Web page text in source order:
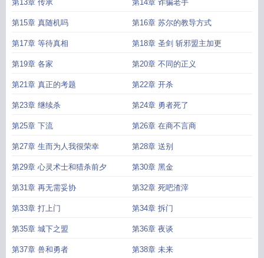
第13章 传承 第14章 诈骗老手
第15章 真随机吗 第16章 苏尔的教导方式
第17章 等待真相 第18章 圣剑 斩邪盟主加更
第19章 各家 第20章 不同的正义
第21章 真正的考题 第22章 开杀
第23章 继续杀 第24章 勇者死了
第25章 下流 第26章 在商不言商
第27章 生而为人我很荣幸 第28章 送别
第29章 心灵术士和猎杀前夕 第30章 黑金
第31章 再无需妥协 第32章 死吧渣滓
第33章 打上门 第34章 拆门
第35章 城下之盟 第36章 夜谈
第37章 兽和勇者 第38章 未来